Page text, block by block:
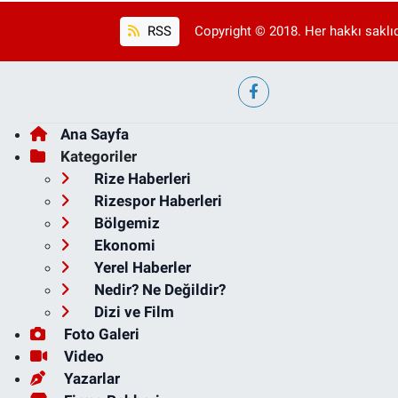
RSS Copyright © 2018. Her hakkı
Ana Sayfa
Kategoriler
Rize Haberleri
Rizespor Haberleri
Bölgemiz
Ekonomi
Yerel Haberler
Nedir? Ne Değildir?
Dizi ve Film
Foto Galeri
Video
Yazarlar